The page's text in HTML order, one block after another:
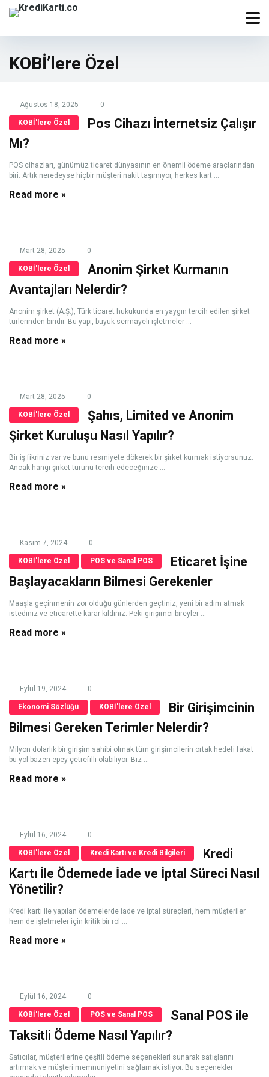
KOBİ’lere Özel
Ağustos 18, 2025 0
KOBİ'lere Özel
Pos Cihazı İnternetsiz Çalışır
Mı?
POS cihazları, günümüz ticaret dünyasının en önemli ödeme araçlarından
biri. Artık neredeyse hiçbir müşteri nakit taşımıyor, herkes kart ...
Read more »
Mart 28, 2025 0
KOBİ'lere Özel
Anonim Şirket Kurmanın
Avantajları Nelerdir?
Anonim şirket (A.Ş.), Türk ticaret hukukunda en yaygın tercih edilen şirket
türlerinden biridir. Bu yapı, büyük sermayeli işletmeler ...
Read more »
Mart 28, 2025 0
KOBİ'lere Özel
Şahıs, Limited ve Anonim
Şirket Kuruluşu Nasıl Yapılır?
Bir iş fikriniz var ve bunu resmiyete dökerek bir şirket kurmak istiyorsunuz.
Ancak hangi şirket türünü tercih edeceğinize ...
Read more »
Kasım 7, 2024 0
KOBİ'lere Özel POS ve Sanal POS
Eticaret İşine
Başlayacakların Bilmesi Gerekenler
Maaşla geçinmenin zor olduğu günlerden geçtiniz, yeni bir adım atmak
istediniz ve eticarette karar kıldınız. Peki girişimci bireyler ...
Read more »
Eylül 19, 2024 0
Ekonomi Sözlüğü KOBİ'lere Özel
Bir Girişimcinin
Bilmesi Gereken Terimler Nelerdir?
Milyon dolarlık bir girişim sahibi olmak tüm girişimcilerin ortak hedefi fakat
bu yol bazen epey çetrefilli olabiliyor. Biz ...
Read more »
Eylül 16, 2024 0
KOBİ'lere Özel Kredi Kartı ve Kredi Bilgileri
Kredi
Kartı İle Ödemede İade ve İptal Süreci Nasıl
Yönetilir?
Kredi kartı ile yapılan ödemelerde iade ve iptal süreçleri, hem müşteriler
hem de işletmeler için kritik bir rol ...
Read more »
Eylül 16, 2024 0
KOBİ'lere Özel POS ve Sanal POS
Sanal POS ile
Taksitli Ödeme Nasıl Yapılır?
Satıcılar, müşterilerine çeşitli ödeme seçenekleri sunarak satışlarını
artırmak ve müşteri memnuniyetini sağlamak istiyor. Bu seçenekler